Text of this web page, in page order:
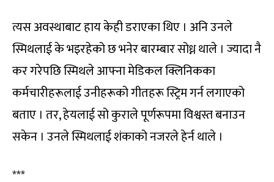
त्यस अवस्थाबाट हाय केही डराएका थिए । अनि उनले
स्मिथलाई के भइरहेको छ भनेर बारम्बार सोध्न थाले । ज्यादा नै
कर गरेपछि स्मिथले आफ्ना मेडिकल क्लिनिकका
कर्मचारीहरूलाई उनीहरूको गीतहरू स्ट्रिम गर्न लगाएको
बताए । तर, हेयलाई सो कुराले पूर्णरूपमा विश्वस्त बनाउन
सकेन । उनले स्मिथलाई शंकाको नजरले हेर्न थाले ।
***